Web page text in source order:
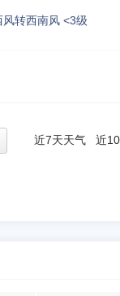
风转西南风 <3级
近7天天气 近